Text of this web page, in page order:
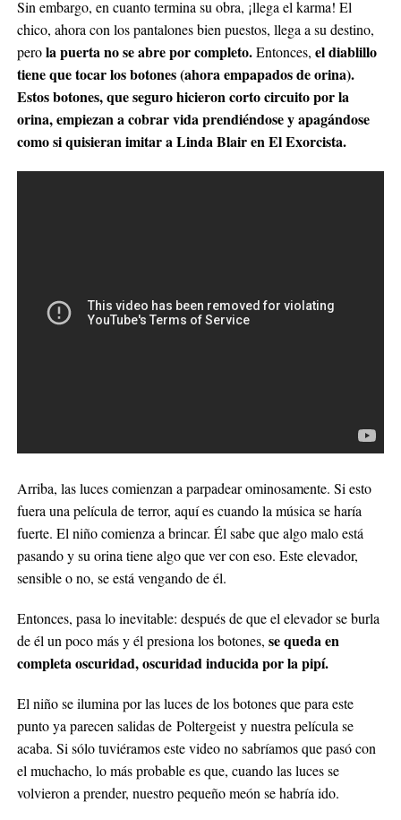
Sin embargo, en cuanto termina su obra, ¡llega el karma! El
chico, ahora con los pantalones bien puestos, llega a su destino,
perola puerta no se abre por completo.Entonces, el diablillo
tiene que tocar los botones (ahora empapados de orina).
Estos botones, que seguro hicieron corto circuito por la
orina, empiezan a cobrar vida prendiéndose y apagándose
como si quisieran imitar a Linda Blair en El Exorcista.
Arriba, las luces comienzan a parpadear ominosamente. Si esto
fuera una película de terror, aquí es cuando la música se haría
fuerte. El niño comienza a brincar. Él sabe que algo malo está
pasando y su orina tiene algo que ver con eso. Este elevador,
sensible o no, se está vengando de él.
Entonces, pasa lo inevitable: después de que el elevador se burla
de él un poco más y él presiona los botones, se queda en
completa oscuridad, oscuridad inducida por la pipí.
El niño se ilumina por las luces de los botones que para este
punto ya parecen salidas de Poltergeist y nuestra película se
acaba. Si sólo tuviéramos este video no sabríamos que pasó con
el muchacho, lo más probable es que, cuando las luces se
volvieron a prender, nuestro pequeño meón se habría ido.